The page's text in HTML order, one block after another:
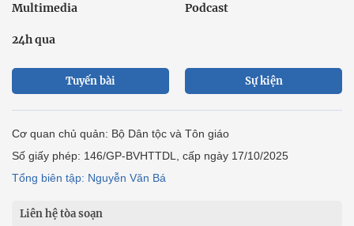
Multimedia Podcast
24h qua
Tuyến bài Sự kiện
Cơ quan chủ quản: Bộ Dân tộc và Tôn giáo
Số giấy phép: 146/GP-BVHTTDL, cấp ngày 17/10/2025
Tổng biên tập: Nguyễn Văn Bá
Liên hệ tòa soạn